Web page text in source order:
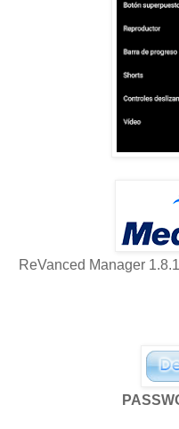
ReVanced Manager